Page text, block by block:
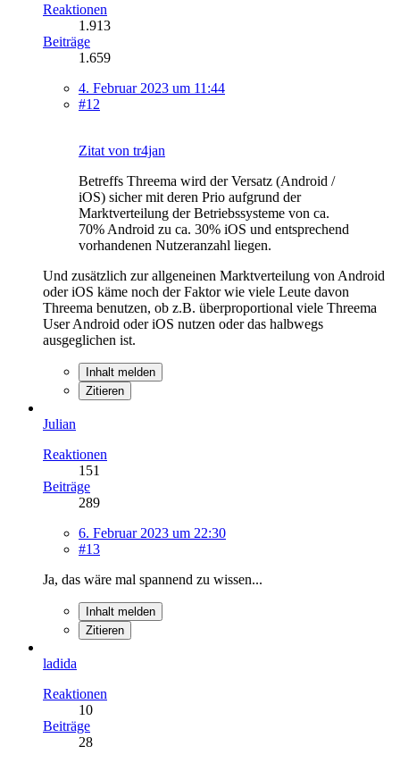
Reaktionen
1.913
Beiträge
1.659
4. Februar 2023 um 11:44
#12
Zitat von tr4jan
Betreffs Threema wird der Versatz (Android /
iOS) sicher mit deren Prio aufgrund der
Marktverteilung der Betriebssysteme von ca.
70% Android zu ca. 30% iOS und entsprechend
vorhandenen Nutzeranzahl liegen.
Und zusätzlich zur allgeneinen Marktverteilung von Android
oder iOS käme noch der Faktor wie viele Leute davon
Threema benutzen, ob z.B. überproportional viele Threema
User Android oder iOS nutzen oder das halbwegs
ausgeglichen ist.
Inhalt melden
Zitieren
Julian
Reaktionen
151
Beiträge
289
6. Februar 2023 um 22:30
#13
Ja, das wäre mal spannend zu wissen...
Inhalt melden
Zitieren
ladida
Reaktionen
10
Beiträge
28